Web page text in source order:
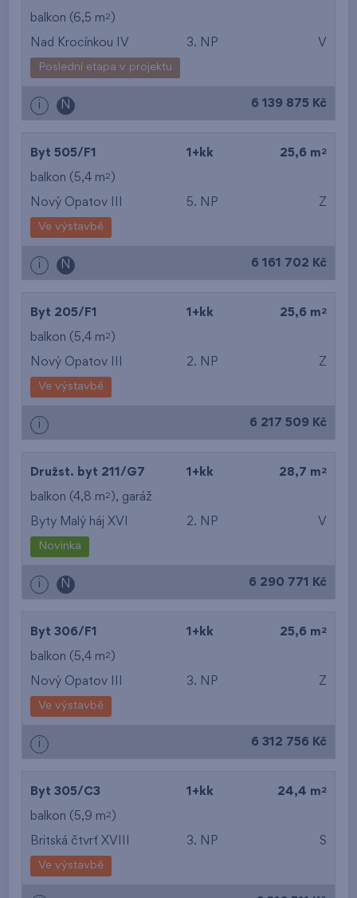
balkon (6,5 m2 )
Nad Krocínkou IV 3. NP V
Poslední etapa v projektu
i N 6 139 875 Kč
Byt 505/F1 1+kk 25,6 m 2
balkon (5,4 m2 )
Nový Opatov III 5. NP Z
Ve výstavbě
i N 6 161 702 Kč
Byt 205/F1 1+kk 25,6 m 2
balkon (5,4 m2 )
Nový Opatov III 2. NP Z
Ve výstavbě
i 6 217 509 Kč
Družst. byt 211/G7 1+kk 28,7 m 2
balkon (4,8 m2 ), garáž
Byty Malý háj XVI 2. NP V
Novinka
i N 6 290 771 Kč
Byt 306/F1 1+kk 25,6 m 2
balkon (5,4 m2 )
Nový Opatov III 3. NP Z
Ve výstavbě
i 6 312 756 Kč
Byt 305/C3 1+kk 24,4 m 2
balkon (5,9 m2 )
Britská čtvrť XVIII 3. NP S
Ve výstavbě